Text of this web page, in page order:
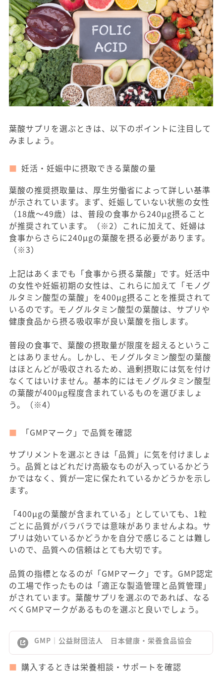
葉酸サプリを選ぶときは、以下のポイントに注目して
みましょう。
妊活・妊娠中に摂取できる葉酸の量
葉酸の推奨摂取量は、厚生労働省によって詳しい基準
が示されています。まず、妊娠していない状態の女性
（18歳〜49歳）は、普段の食事から240μg摂ること
が推奨されています。（※2）これに加えて、妊婦は
食事からさらに240μgの葉酸を摂る必要があります。
（※3）
上記はあくまでも「食事から摂る葉酸」です。妊活中
の女性や妊娠初期の女性は、これらに加えて「モノグ
ルタミン酸型の葉酸」を400μg摂ることを推奨されて
いるのです。モノグルタミン酸型の葉酸は、サプリや
健康食品から摂る吸収率が良い葉酸を指します。
普段の食事で、葉酸の摂取量が限度を超えるというこ
とはありません。しかし、モノグルタミン酸型の葉酸
はほとんどが吸収されるため、過剰摂取には気を付け
なくてはいけません。基本的にはモノグルタミン酸型
の葉酸が400μg程度含まれているものを選びましょ
う。（※4）
「GMPマーク」で品質を確認
サプリメントを選ぶときは「品質」に気を付けましょ
う。品質とはどれだけ高級なものが入っているかどう
かではなく、質が一定に保たれているかどうかを示し
ます。
「400μgの葉酸が含まれている」としていても、1粒
ごとに品質がバラバラでは意味がありませんよね。サ
プリは効いているかどうかを自分で感じることは難し
いので、品質への信頼はとても大切です。
品質の指標となるのが「GMPマーク」です。GMP認定
の工場で作ったものは「適正な製造管理と品質管理」
がされています。葉酸サプリを選ぶのであれば、なる
べくGMPマークがあるものを選ぶと良いでしょう。
GMP｜公益財団法人 日本健康・栄養食品協会
購入するときは栄養相談・サポートを確認